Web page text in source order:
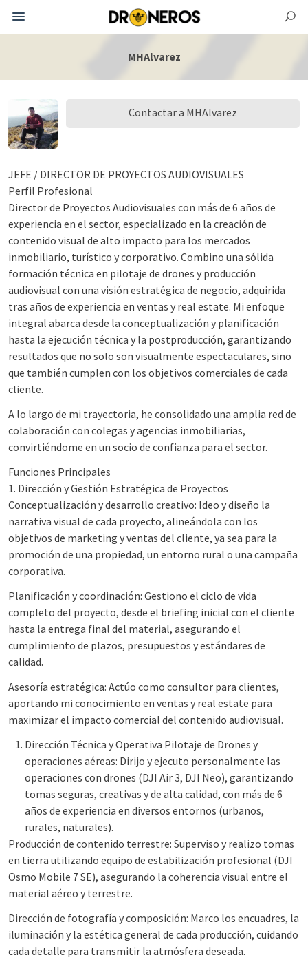
MHAlvarez
Contactar a MHAlvarez
JEFE / DIRECTOR DE PROYECTOS AUDIOVISUALES
Perfil Profesional
Director de Proyectos Audiovisuales con más de 6 años de
experiencia en el sector, especializado en la creación de
contenido visual de alto impacto para los mercados
inmobiliario, turístico y corporativo. Combino una sólida
formación técnica en pilotaje de drones y producción
audiovisual con una visión estratégica de negocio, adquirida
tras años de experiencia en ventas y real estate. Mi enfoque
integral abarca desde la conceptualización y planificación
hasta la ejecución técnica y la postproducción, garantizando
resultados que no solo son visualmente espectaculares, sino
que también cumplen con los objetivos comerciales de cada
cliente.
A lo largo de mi trayectoria, he consolidado una amplia red de
colaboración con colegas y agencias inmobiliarias,
convirtiéndome en un socio de confianza para el sector.
Funciones Principales
1. Dirección y Gestión Estratégica de Proyectos
Conceptualización y desarrollo creativo: Ideo y diseño la
narrativa visual de cada proyecto, alineándola con los
objetivos de marketing y ventas del cliente, ya sea para la
promoción de una propiedad, un entorno rural o una campaña
corporativa.
Planificación y coordinación: Gestiono el ciclo de vida
completo del proyecto, desde el briefing inicial con el cliente
hasta la entrega final del material, asegurando el
cumplimiento de plazos, presupuestos y estándares de
calidad.
Asesoría estratégica: Actúo como consultor para clientes,
aportando mi conocimiento en ventas y real estate para
maximizar el impacto comercial del contenido audiovisual.
Dirección Técnica y Operativa Pilotaje de Drones y
operaciones aéreas: Dirijo y ejecuto personalmente las
operaciones con drones (DJI Air 3, DJI Neo), garantizando
tomas seguras, creativas y de alta calidad, con más de 6
años de experiencia en diversos entornos (urbanos,
rurales, naturales).
Producción de contenido terrestre: Superviso y realizo tomas
en tierra utilizando equipo de estabilización profesional (DJI
Osmo Mobile 7 SE), asegurando la coherencia visual entre el
material aéreo y terrestre.
Dirección de fotografía y composición: Marco los encuadres, la
iluminación y la estética general de cada producción, cuidando
cada detalle para transmitir la atmósfera deseada.